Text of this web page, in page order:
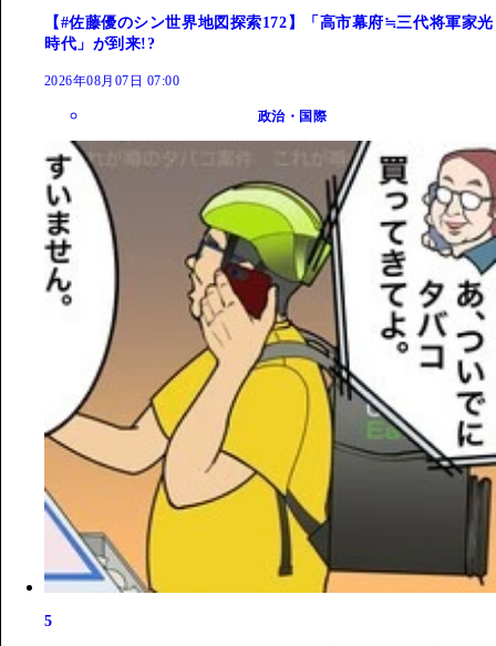
【#佐藤優のシン世界地図探索172】「高市幕府≒三代将軍家光
時代」が到来!?
2026年08月07日 07:00
政治・国際
5